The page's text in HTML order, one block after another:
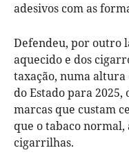
adesivos com as
Defendeu, por outro
aquecido e dos
taxação, numa altura
do Estado para
marcas que custam
que o tabaco normal,
cigarrilhas.